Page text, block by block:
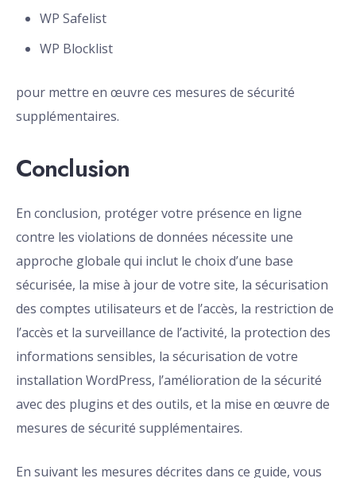
WP Safelist
WP Blocklist
pour mettre en œuvre ces mesures de sécurité
supplémentaires.
Conclusion
En conclusion, protéger votre présence en ligne
contre les violations de données nécessite une
approche globale qui inclut le choix d’une base
sécurisée, la mise à jour de votre site, la sécurisation
des comptes utilisateurs et de l’accès, la restriction de
l’accès et la surveillance de l’activité, la protection des
informations sensibles, la sécurisation de votre
installation WordPress, l’amélioration de la sécurité
avec des plugins et des outils, et la mise en œuvre de
mesures de sécurité supplémentaires.
En suivant les mesures décrites dans ce guide, vous